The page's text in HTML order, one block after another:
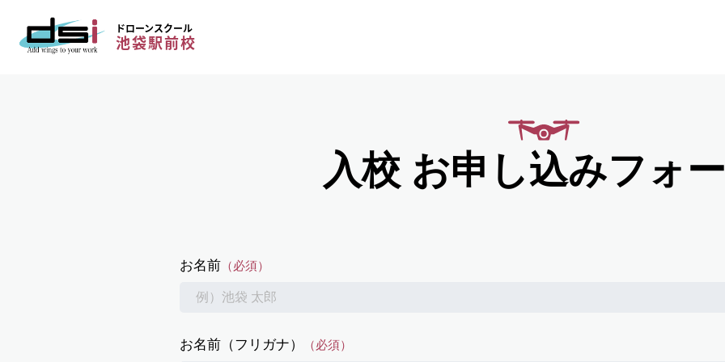
ドローンスクール
池袋駅前校
入校 お申し込みフォ
お名前 （必須）
お名前（フリガナ） （必須）